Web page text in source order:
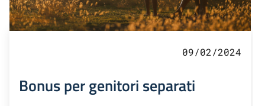
09/02/2024
Bonus per genitori separati